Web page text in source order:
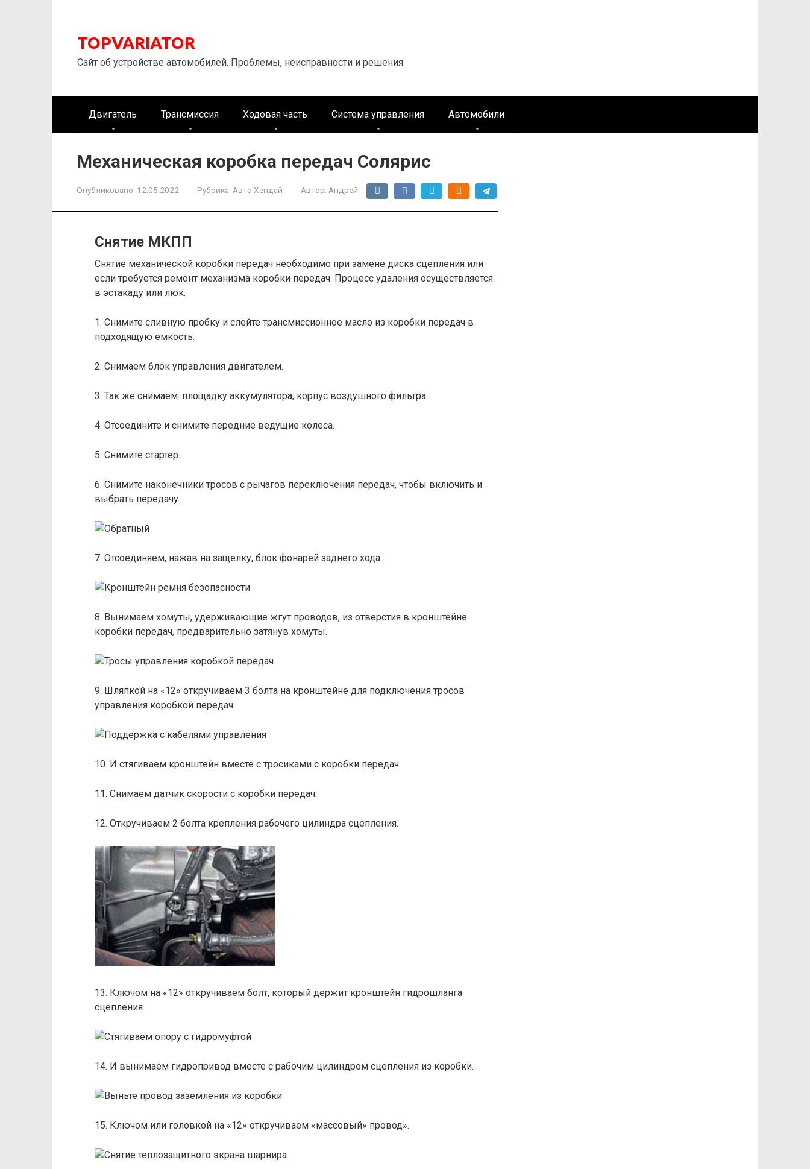
TOPVARIATOR
Сайт об устройстве автомобилей. Проблемы, неисправности и решения.
Двигатель Трансмиссия Ходовая часть Система управления Автомобили
Механическая коробка передач Солярис
Опубликовано: 12.05.2022 Рубрика: Авто Хендай Автор: Андрей
Снятие МКПП
Снятие механической коробки передач необходимо при замене диска сцепления или
если требуется ремонт механизма коробки передач. Процесс удаления осуществляется
в эстакаду или люк.
1. Снимите сливную пробку и слейте трансмиссионное масло из коробки передач в
подходящую емкость.
2. Снимаем блок управления двигателем.
3. Так же снимаем: площадку аккумулятора, корпус воздушного фильтра.
4. Отсоедините и снимите передние ведущие колеса.
5. Снимите стартер.
6. Снимите наконечники тросов с рычагов переключения передач, чтобы включить и
выбрать передачу.
7. Отсоединяем, нажав на защелку, блок фонарей заднего хода.
8. Вынимаем хомуты, удерживающие жгут проводов, из отверстия в кронштейне
коробки передач, предварительно затянув хомуты.
9. Шляпкой на «12» откручиваем 3 болта на кронштейне для подключения тросов
управления коробкой передач.
10. И стягиваем кронштейн вместе с тросиками с коробки передач.
11. Снимаем датчик скорости с коробки передач.
12. Откручиваем 2 болта крепления рабочего цилиндра сцепления.
13. Ключом на «12» откручиваем болт, который держит кронштейн гидрошланга
сцепления.
14. И вынимаем гидропривод вместе с рабочим цилиндром сцепления из коробки.
15. Ключом или головкой на «12» откручиваем «массовый» провод».